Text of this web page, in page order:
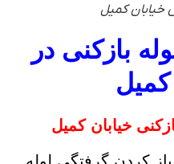
خیابان کمیل
بازکنی در
کمیل
خیابان کمیل